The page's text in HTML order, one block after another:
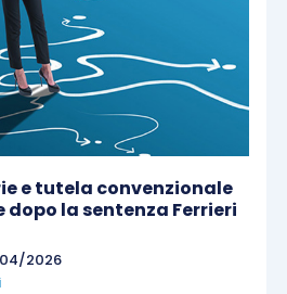
e tutela convenzionale
la sentenza Ferrieri
2026